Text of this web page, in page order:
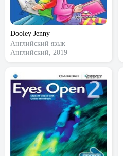
Dooley Jenny
Английский язык
Английский, 2019